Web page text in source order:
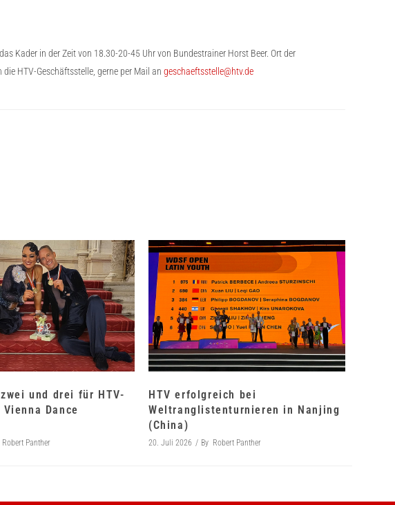
Kader in der Zeit von 18.30-20-45 Uhr von Bundestrainer Horst Beer. Ort der
HTV-Geschäftsstelle, gerne per Mail an geschaeftsstelle@htv.de
und drei für HTV-
Dance
Robert Panther
HTV erfolgreich bei
Weltranglistenturnieren in Nanjing
(China)
20. Juli 2026 By Robert Panther